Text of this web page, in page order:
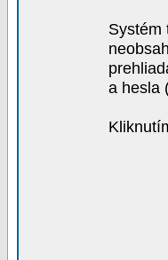
Systém
a hesla